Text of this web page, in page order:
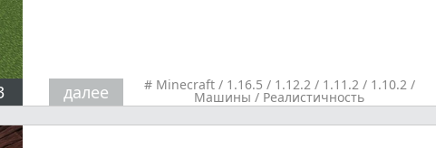
далее # Minecraft/ 1.16.5 / 1.12.2/ 1.11.2/ 1.10.2/
Машины / Реалистичность